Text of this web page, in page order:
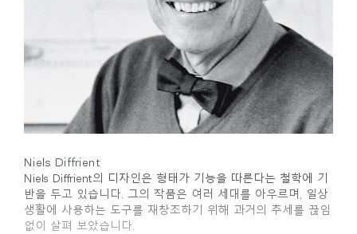
Niels Diffrient
Niels Diffrient의 디자인은 형태가 기능을 따른다는 철학에 기
반을 두고 있습니다. 그의 작품은 여러 세대를 아우르며, 일상
생활에 사용하는 도구를 재창조하기 위해 과거의 추세를 끊임
없이 살펴 보았습니다.